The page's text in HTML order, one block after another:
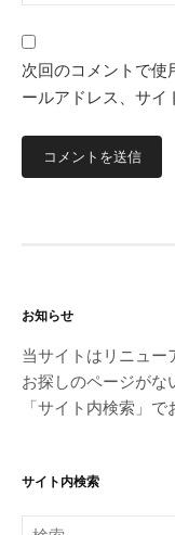
次回のコメントで使
ールアドレス、サイ
お知らせ
当サイトはリニュー
お探しのページがな
「サイト内検索」
サイト内検索
検